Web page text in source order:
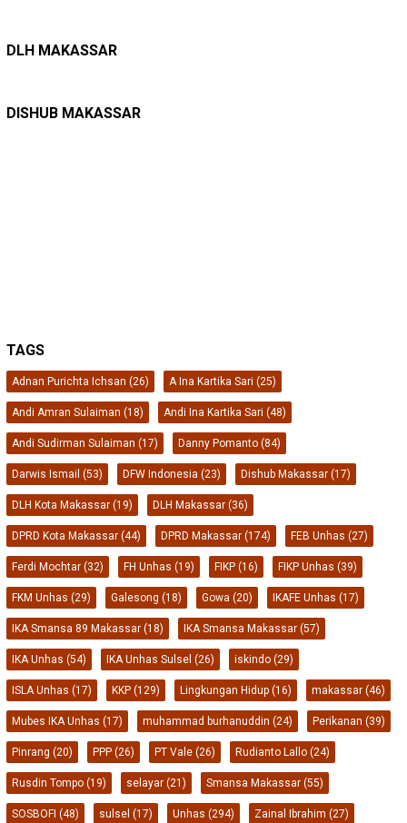
DLH MAKASSAR
Belanja Pemerintah Bisa Menyelamatkan Hu…
DISHUB MAKASSAR
Pete-pete Laut Makassar Siap Beroperasi …
TAGS
Adnan Purichta Ichsan (26) A Ina Kartika Sari (25)
Andi Amran Sulaiman (18) Andi Ina Kartika Sari (48)
Andi Sudirman Sulaiman (17) Danny Pomanto (84)
Darwis Ismail (53) DFW Indonesia (23) Dishub Makassar (17)
DLH Kota Makassar (19) DLH Makassar (36)
DPRD Kota Makassar (44) DPRD Makassar (174) FEB Unhas (27)
Ferdi Mochtar (32) FH Unhas (19) FIKP (16) FIKP Unhas (39)
FKM Unhas (29) Galesong (18) Gowa (20) IKAFE Unhas (17)
IKA Smansa 89 Makassar (18) IKA Smansa Makassar (57)
IKA Unhas (54) IKA Unhas Sulsel (26) iskindo (29)
ISLA Unhas (17) KKP (129) Lingkungan Hidup (16) makassar (46)
Mubes IKA Unhas (17) muhammad burhanuddin (24) Perikanan (39)
Pinrang (20) PPP (26) PT Vale (26) Rudianto Lallo (24)
Rusdin Tompo (19) selayar (21) Smansa Makassar (55)
SOSBOFI (48) sulsel (17) Unhas (294) Zainal Ibrahim (27)